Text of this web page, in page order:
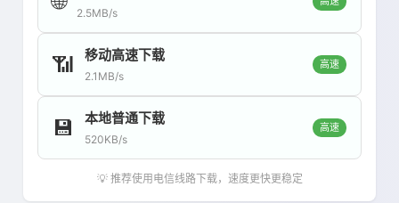
2.5MB/s
📶 移动高速下载
2.1MB/s
高速
💾 本地普通下载
520KB/s
高速
💡 推荐使用电信线路下载，速度更快更稳定